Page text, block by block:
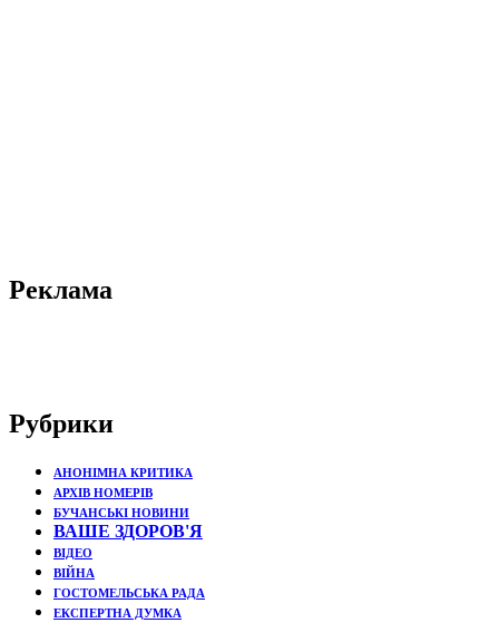
Реклама
Рубрики
АНОНІМНА КРИТИКА
АРХІВ НОМЕРІВ
БУЧАНСЬКІ НОВИНИ
ВАШЕ ЗДОРОВ'Я
ВІДЕО
ВІЙНА
ГОСТОМЕЛЬСЬКА РАДА
ЕКСПЕРТНА ДУМКА